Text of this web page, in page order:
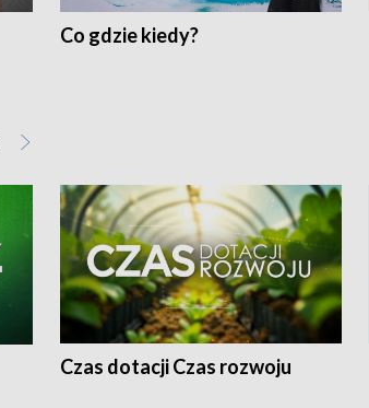
Co gdzie kiedy?
Czas dotacji Czas rozwoju